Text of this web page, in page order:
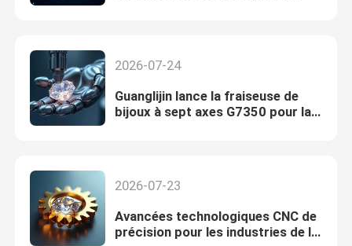
2026-07-24
Guanglijin lance la fraiseuse de
bijoux à sept axes G7350 pour la
2026-07-23
Avancées technologiques CNC de
précision pour les industries de la